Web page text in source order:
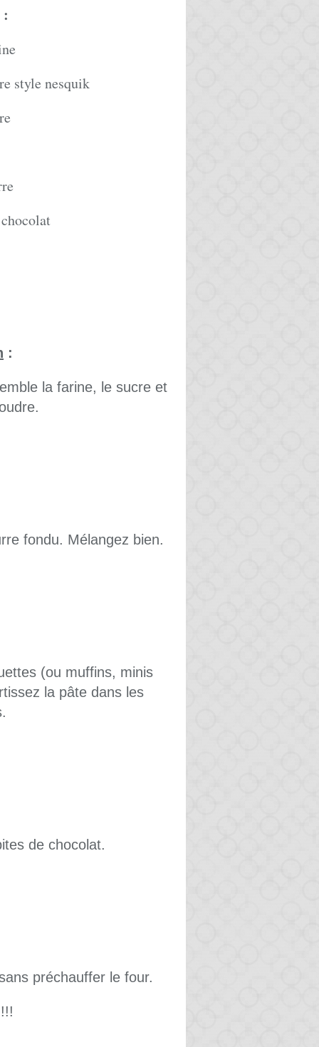
:
style nesquik
:
la farine, le sucre et
fondu. Mélangez bien.
(ou muffins, minis
la pâte dans les
de chocolat.
préchauffer le four.